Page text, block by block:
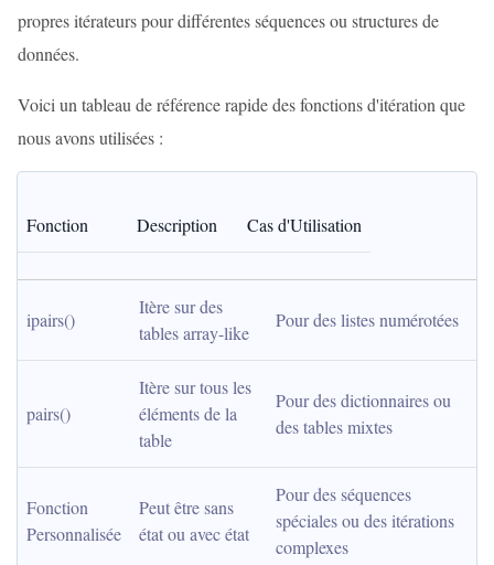
propres itérateurs pour différentes séquences ou structures de
données.
Voici un tableau de référence rapide des fonctions d'itération que
nous avons utilisées :
Fonction Description Cas d'Utilisation
ipairs()
Itère sur des
tables array-like
Pour des listes numérotées
pairs()
Itère sur tous les
éléments de la
table
Pour des dictionnaires ou
des tables mixtes
Fonction
Personnalisée
Peut être sans
état ou avec état
Pour des séquences
spéciales ou des itérations
complexes